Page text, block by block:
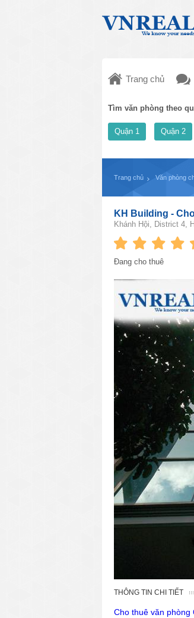
Trang chủ
Tìm văn phòng theo
Quận 1 Quận 2
Trang chủ Văn phòng
KH Building -
Khánh Hội, District 4,
Đang cho thuê
THÔNG TIN CHI TIẾT
Cho thuê văn phòng